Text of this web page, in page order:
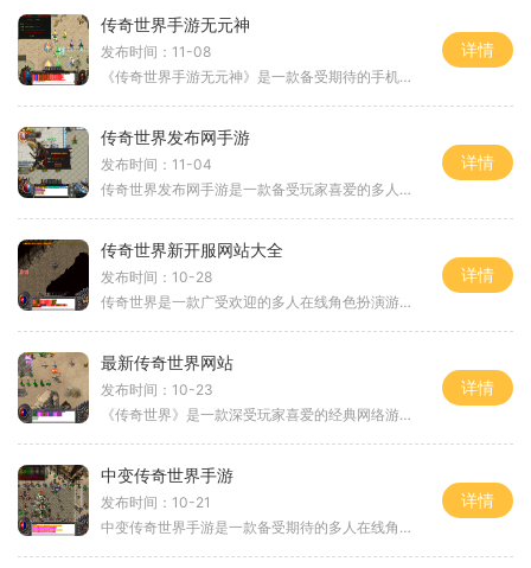
传奇世界手游无元神
发布时间：11-08
《传奇世界手游无元神》是一款备受期待的手机游戏，该游戏与传奇世界系列游戏相呼应，同样以PK、打怪、寻宝等元素为核心，但无元神这一设定使游戏更具特色。本文将详细介绍《传
详情
传奇世界发布网手游
发布时间：11-04
传奇世界发布网手游是一款备受玩家喜爱的多人在线角色扮演游戏。游戏以精美的画面，丰富的剧情和多样化的玩法闻名于世。无论你是新手还是老玩家，都能在这个游戏中找到自己的
详情
传奇世界新开服网站大全
发布时间：10-28
传奇世界是一款广受欢迎的多人在线角色扮演游戏，玩家可以创建自己的角色并与其他玩家一起冒险探索。为了帮助广大玩家更好地选择新开服网站，本文将介绍一些传奇世界新开服网
详情
最新传奇世界网站
发布时间：10-23
《传奇世界》是一款深受玩家喜爱的经典网络游戏，而今最新的传奇世界网站如雨后春笋般涌现，为广大玩家提供了更好的游戏体验。下面将为大家介绍这个最新传奇世界网站以及游戏
详情
中变传奇世界手游
发布时间：10-21
中变传奇世界手游是一款备受期待的多人在线角色扮演游戏。作为传奇系列游戏的最新力作，中变传奇世界手游以精美的画面、丰富的剧情和深入的玩法惊艳上线。本文将为大家详细介
详情